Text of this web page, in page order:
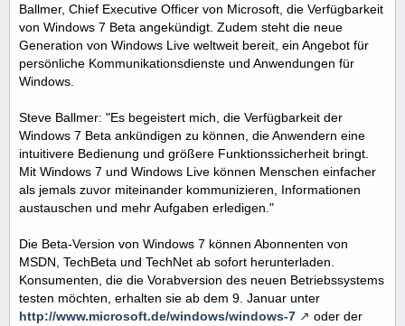
Ballmer, Chief Executive Officer von Microsoft, die Verfügbarkeit
von Windows 7 Beta angekündigt. Zudem steht die neue
Generation von Windows Live weltweit bereit, ein Angebot für
persönliche Kommunikationsdienste und Anwendungen für
Windows.
Steve Ballmer: "Es begeistert mich, die Verfügbarkeit der
Windows 7 Beta ankündigen zu können, die Anwendern eine
intuitivere Bedienung und größere Funktionssicherheit bringt.
Mit Windows 7 und Windows Live können Menschen einfacher
als jemals zuvor miteinander kommunizieren, Informationen
austauschen und mehr Aufgaben erledigen."
Die Beta-Version von Windows 7 können Abonnenten von
MSDN, TechBeta und TechNet ab sofort herunterladen.
Konsumenten, die die Vorabversion des neuen Betriebssystems
testen möchten, erhalten sie ab dem 9. Januar unter
http://www.microsoft.de/windows/windows-7
oder der